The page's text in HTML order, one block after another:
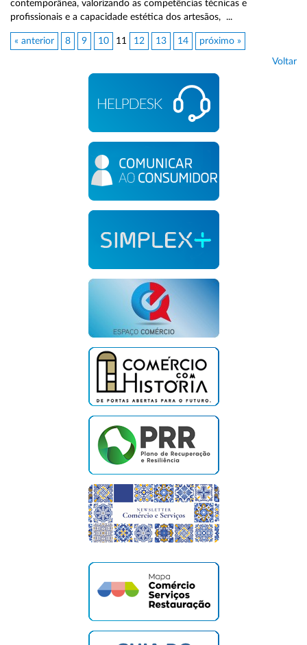
contemporânea, valorizando as competências técnicas e
profissionais e a capacidade estética dos artesãos, ...
« anterior 8 9 10 11 12 13 14 próximo »
Voltar